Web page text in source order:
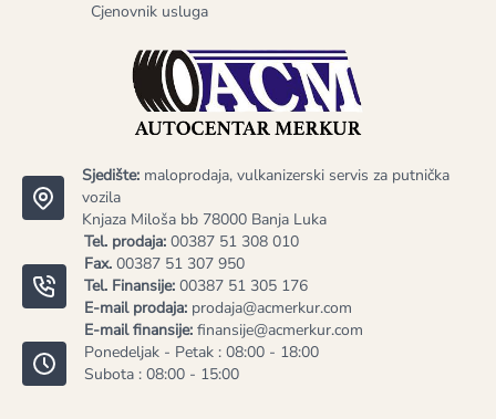
Sjedište: maloprodaja, vulkanizerski servis za putnička
vozila
Knjaza Miloša bb 78000 Banja Luka
Tel. prodaja: 00387 51 308 010
Fax. 00387 51 307 950
Tel. Finansije: 00387 51 305 176
E-mail prodaja: prodaja@acmerkur.com
E-mail finansije: finansije@acmerkur.com
Ponedeljak - Petak : 08:00 - 18:00
Subota : 08:00 - 15:00
Cjenovnik usluga